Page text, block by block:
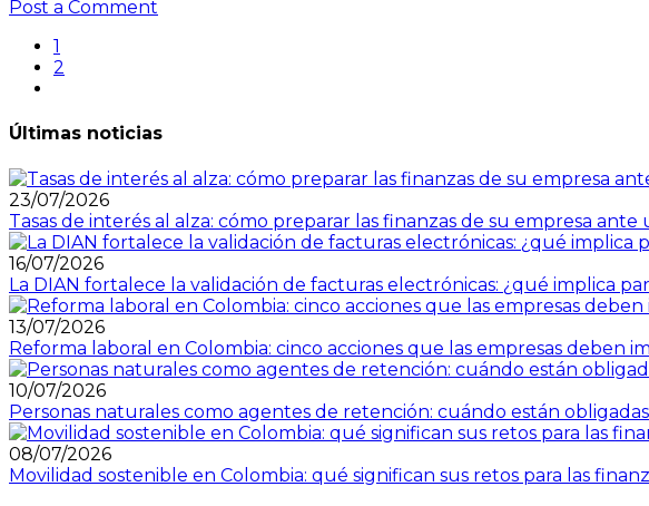
Post a Comment
1
2
Últimas noticias
23/07/2026
Tasas de interés al alza: cómo preparar las finanzas de su empresa
16/07/2026
La DIAN fortalece la validación de facturas electrónicas: ¿qué implica
13/07/2026
Reforma laboral en Colombia: cinco acciones que las empresas
10/07/2026
Personas naturales como agentes de retención: cuándo están
08/07/2026
Movilidad sostenible en Colombia: qué significan sus retos para las